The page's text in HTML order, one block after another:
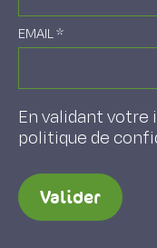
EMAIL*
En validant votre
politique de
Valider